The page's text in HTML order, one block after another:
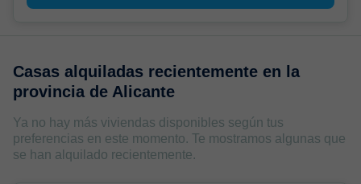
Casas alquiladas recientemente en la
provincia de Alicante
Ya no hay más viviendas disponibles según tus
preferencias en este momento. Te mostramos algunas que
se han alquilado recientemente.